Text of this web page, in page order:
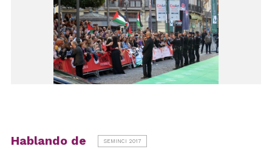
Hablando de SEMINCI 2017